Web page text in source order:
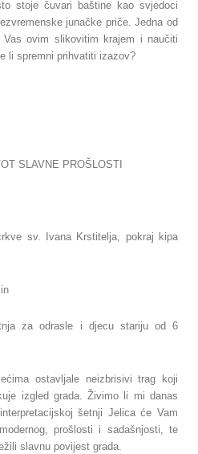
stoje čuvari baštine kao svjedoci
junačke priče. Jedna od
ovim slikovitim krajem i naučiti
li spremni prihvatiti izazov?
SLAVNE PROŠLOSTI
sv. Ivana Krstitelja, pokraj kipa
za odrasle i djecu stariju od 6
ostavljale neizbrisivi trag koji
izgled grada. Živimo li mi danas
šetnji Jelica će Vam
prošlosti i sadašnjosti, te
slavnu povijest grada.